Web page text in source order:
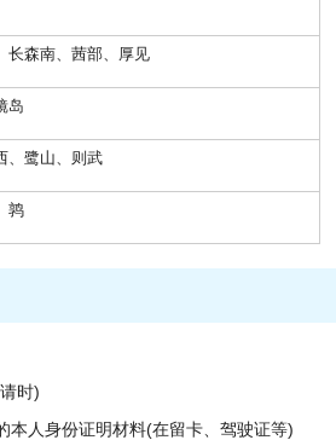
长森南、茜部、厚见
岛
、鹭山、则武
鹑
时)
本人身份证明材料(在留卡、驾驶证等)